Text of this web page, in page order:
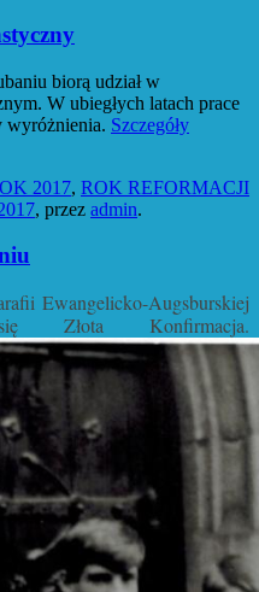
biorą udział w
W ubiegłych latach prace
wyróżnienia. Szczegóły
2017, ROK REFORMACJI
, przez admin.
Ewangelicko-Augsburskiej
Złota Konfirmacja.